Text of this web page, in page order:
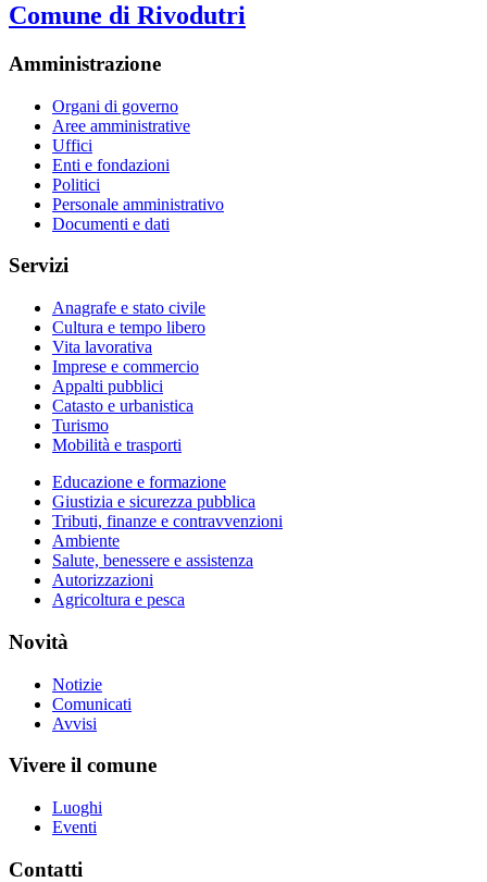
Comune di Rivodutri
Amministrazione
Organi di governo
Aree amministrative
Uffici
Enti e fondazioni
Politici
Personale amministrativo
Documenti e dati
Servizi
Anagrafe e stato civile
Cultura e tempo libero
Vita lavorativa
Imprese e commercio
Appalti pubblici
Catasto e urbanistica
Turismo
Mobilità e trasporti
Educazione e formazione
Giustizia e sicurezza pubblica
Tributi, finanze e contravvenzioni
Ambiente
Salute, benessere e assistenza
Autorizzazioni
Agricoltura e pesca
Novità
Notizie
Comunicati
Avvisi
Vivere il comune
Luoghi
Eventi
Contatti